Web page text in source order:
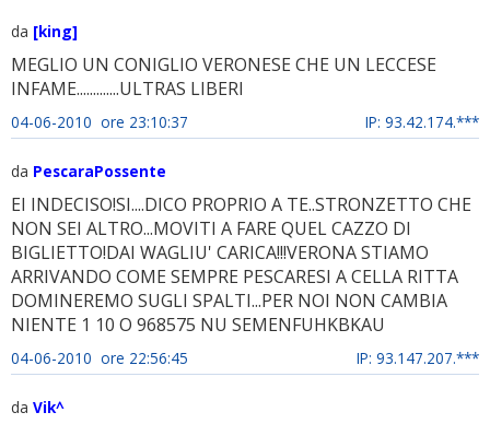
da [king]
MEGLIO UN CONIGLIO VERONESE CHE UN LECCESE
INFAME.............ULTRAS LIBERI
04-06-2010 ore 23:10:37 IP: 93.42.174.***
da PescaraPossente
EI INDECISO!SI....DICO PROPRIO A TE..STRONZETTO CHE
NON SEI ALTRO...MOVITI A FARE QUEL CAZZO DI
BIGLIETTO!DAI WAGLIU' CARICA!!!VERONA STIAMO
ARRIVANDO COME SEMPRE PESCARESI A CELLA RITTA
DOMINEREMO SUGLI SPALTI...PER NOI NON CAMBIA
NIENTE 1 10 O 968575 NU SEMENFUHKBKAU
04-06-2010 ore 22:56:45 IP: 93.147.207.***
da Vik^